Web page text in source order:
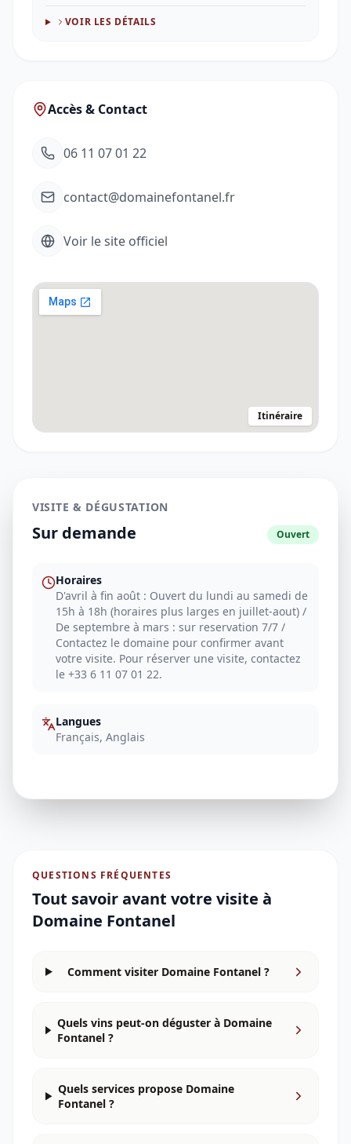
VOIR LES DÉTAILS
Accès & Contact
06 11 07 01 22
contact@domainefontanel.fr
Voir le site officiel
Itinéraire
VISITE & DÉGUSTATION
Sur demande Ouvert
Horaires
D'avril à fin août : Ouvert du lundi au samedi de
15h à 18h (horaires plus larges en juillet-aout) /
De septembre à mars : sur reservation 7/7 /
Contactez le domaine pour confirmer avant
votre visite. Pour réserver une visite, contactez
le +33 6 11 07 01 22.
Langues
Français, Anglais
QUESTIONS FRÉQUENTES
Tout savoir avant votre visite à
Domaine Fontanel
Comment visiter Domaine Fontanel ?
Quels vins peut-on déguster à Domaine
Fontanel ?
Quels services propose Domaine
Fontanel ?